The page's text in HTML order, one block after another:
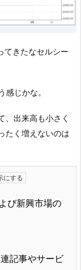
てきたなセルシー
じかな。
、出来高も小さく
たく増えないのは
び新興市場の
記事やサービ